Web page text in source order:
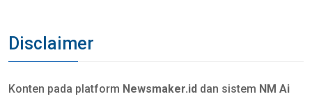
Disclaimer
Konten pada platform Newsmaker.id dan sistem NM Ai